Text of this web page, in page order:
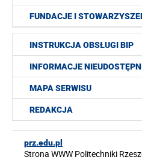
FUNDACJE I
INSTRUKCJA OBSŁUGI BIP
INFORMACJE
MAPA SERWISU
REDAKCJA
prz.edu.pl
Strona WWW Politechniki